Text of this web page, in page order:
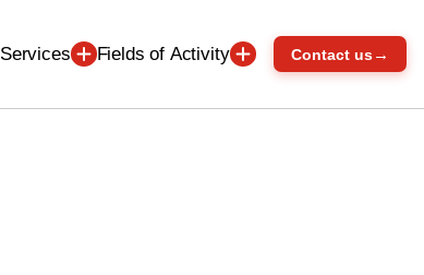
Services Fields of Activity Contact us→
Click to accept marketing cookies and
enable this content